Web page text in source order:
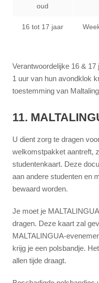
oud
16 tot 17 jaar
Verantwoordelijke 16 &
1 uur van hun avondklok
toestemming van
11.
U dient zorg te dragen
welkomstpakket aantreft,
studentenkaart. Deze
aan andere studenten en
bewaard worden.
Je moet je
dragen. Deze kaart zal
MALTALINGUA-
krijg je een polsbandje.
allen tijde draagt.